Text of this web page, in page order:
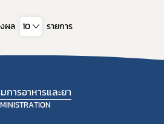
ผล 10 รายการ
ารอาหารและยา